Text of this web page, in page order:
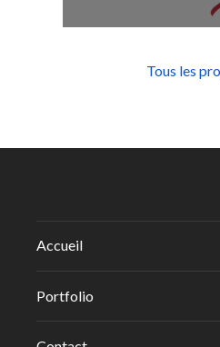
Tous les
Accueil
Portfolio